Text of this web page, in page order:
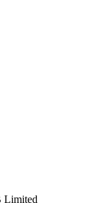
Limited